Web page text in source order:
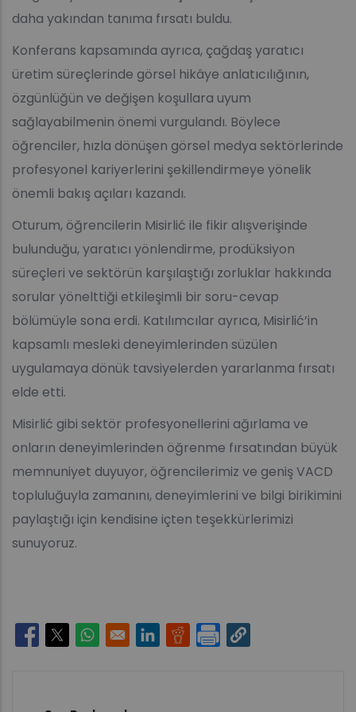
daha yakından tanıma fırsatı buldu.
Konferans kapsamında ayrıca, çağdaş yaratıcı
üretim süreçlerinde görsel hikâye anlatıcılığının,
özgünlüğün ve değişen koşullara uyum
sağlayabilmenin önemi vurgulandı. Böylece
öğrenciler, hızla dönüşen görsel medya sektörlerinde
profesyonel kariyerlerini şekillendirmeye yönelik
önemli bakış açıları kazandı.
Oturum, öğrencilerin Misirlić ile fikir alışverişinde
bulunduğu, yaratıcı yönlendirme, prodüksiyon
süreçleri ve sektörün karşılaştığı zorluklar hakkında
sorular yönelttiği etkileşimli bir soru-cevap
bölümüyle sona erdi. Katılımcılar ayrıca, Misirlić’in
kapsamlı mesleki deneyimlerinden süzülen
uygulamaya dönük tavsiyelerden yararlanma fırsatı
elde etti.
Misirlić gibi sektör profesyonellerini ağırlama ve
onların deneyimlerinden öğrenme fırsatından büyük
memnuniyet duyuyor, öğrencilerimiz ve geniş VACD
topluluğuyla zamanını, deneyimlerini ve bilgi birikimini
paylaştığı için kendisine içten teşekkürlerimizi
sunuyoruz.
Opens in a new window
Opens in a new window
Opens in a new window
Opens in a new window
Opens in a new window